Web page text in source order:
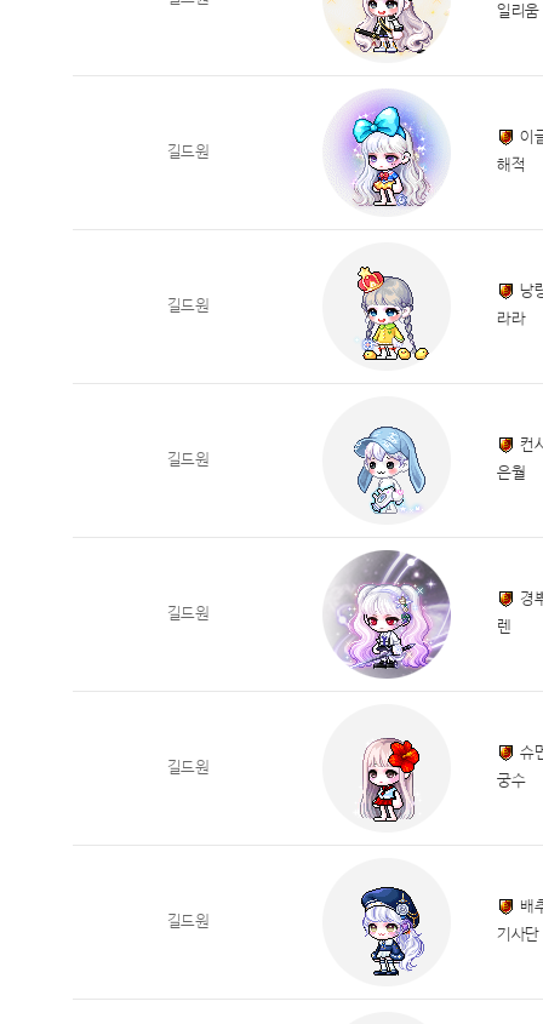
일리움
길드원
이
해적
길드원
낭
라라
길드원
컨
은월
길드원
경
렌
길드원
슈
궁수
길드원
배
기사단